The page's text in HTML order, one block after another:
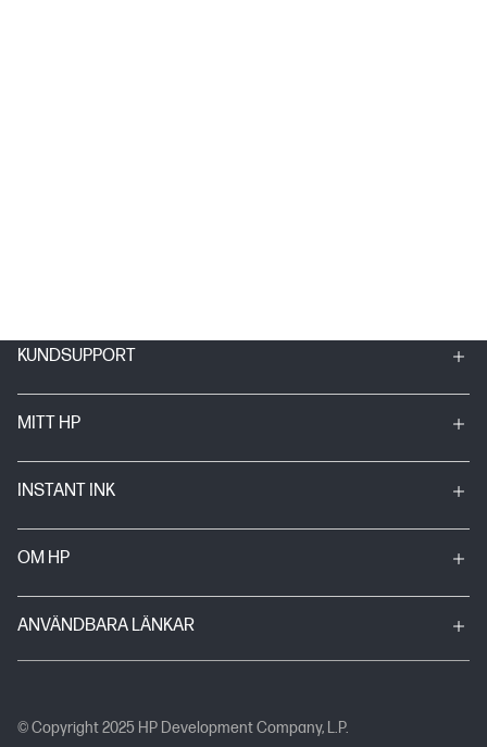
KUNDSUPPORT
MITT HP
INSTANT INK
OM HP
ANVÄNDBARA LÄNKAR
© Copyright 2025 HP Development Company, L.P.